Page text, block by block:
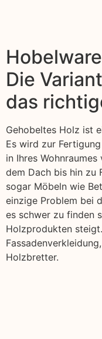
Die
das
Gehobeltes Holz ist
Es wird zur
in Ihres
dem Dach bis hin zu
sogar Möbeln wie
einzige Problem bei
es schwer zu finden
Holzprodukten
Holzbretter.